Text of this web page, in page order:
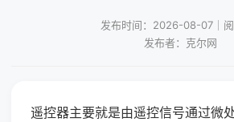
发布时间：2026-08-07｜阅
发布者：克尔网
遥控器主要就是由遥控信号通过微